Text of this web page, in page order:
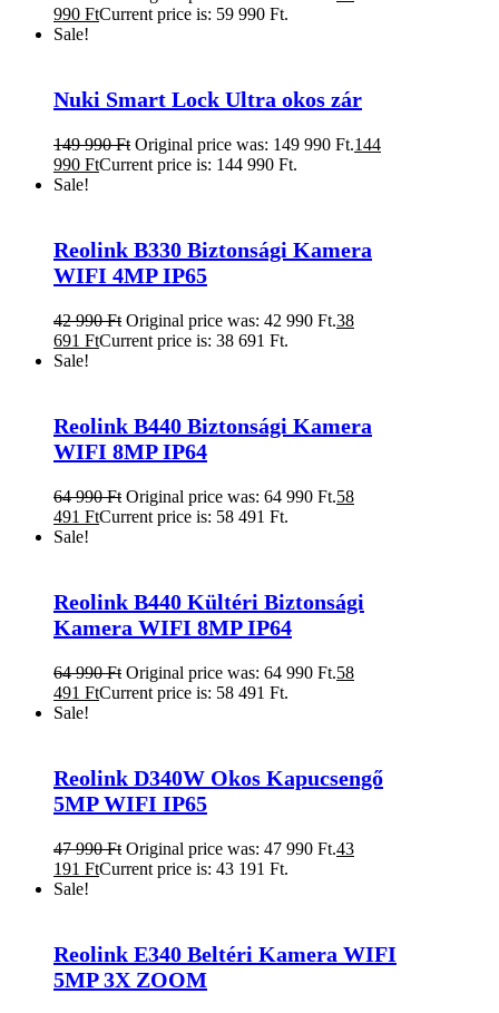
990 FtCurrent price is: 59 990 Ft.
Sale!
Nuki Smart Lock Ultra okos zár
149 990Ft Original price was: 149 990 Ft.144
990 FtCurrent price is: 144 990 Ft.
Sale!
Reolink B330 Biztonsági Kamera
WIFI 4MP IP65
42 990Ft Original price was: 42 990 Ft.38
691 FtCurrent price is: 38 691 Ft.
Sale!
Reolink B440 Biztonsági Kamera
WIFI 8MP IP64
64 990Ft Original price was: 64 990 Ft.58
491 FtCurrent price is: 58 491 Ft.
Sale!
Reolink B440 Kültéri Biztonsági
Kamera WIFI 8MP IP64
64 990Ft Original price was: 64 990 Ft.58
491 FtCurrent price is: 58 491 Ft.
Sale!
Reolink D340W Okos Kapucsengő
5MP WIFI IP65
47 990Ft Original price was: 47 990 Ft.43
191 FtCurrent price is: 43 191 Ft.
Sale!
Reolink E340 Beltéri Kamera WIFI
5MP 3X ZOOM